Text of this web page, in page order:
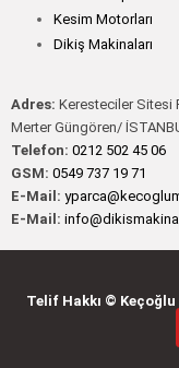
Kesim Motorları
Dikiş Makinaları
Adres: Keresteciler Sitesi
Merter Güngören/
Telefon: 0212 502 45 06
GSM: 0549 737 19 71
E-Mail:
E-Mail:
Telif Hakkı ©